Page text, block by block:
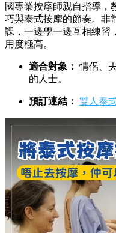
國專業按摩師親自指導，
巧與泰式按摩的節奏。非
課，一邊學一邊互相練習
用度極高。
適合對象： 情侶、
的人士。
預訂連結： 雙人泰